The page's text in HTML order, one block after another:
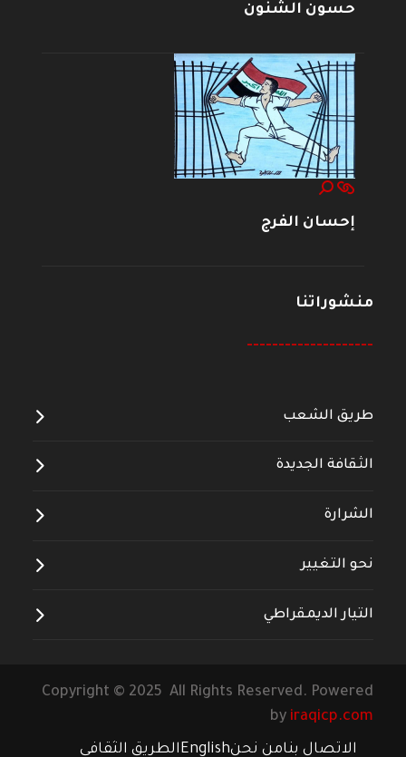
حسون الشنون
إحسان الفرج
منشوراتنا
--------------------
طريق الشعب
الثقافة الجديدة
الشرارة
نحو التغيير
التيار الديمقراطي
Copyright © 2025 All Rights Reserved. Powered
by iraqicp.com
الاتصال بنامن نحنEnglishالطريق الثقافي